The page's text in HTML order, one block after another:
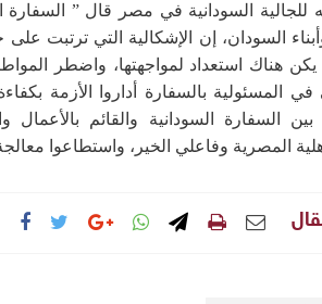
للجالية السودانية في مصر قال ”
السودان، إن الإشكالية التي ترتبت
هناك استعداد لمواجهتها، واضطر
في المسئولية بالسفارة أداروا الأزمة
بين السفارة السودانية والقائم
المصرية وفاعلي الخير، واستطاعوا